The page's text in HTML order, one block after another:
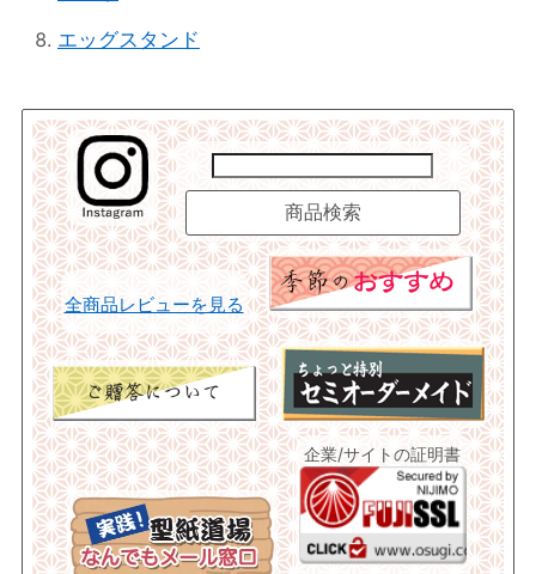
エッグスタンド
全商品レビューを見る
企業/サイトの証明書